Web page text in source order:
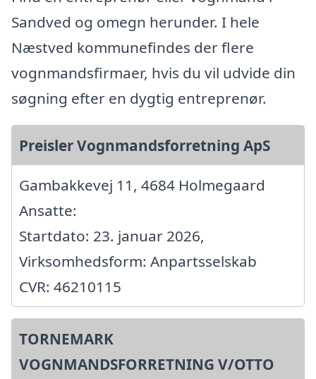
Sandved og omegn herunder. I hele
Næstved kommunefindes der flere
vognmandsfirmaer, hvis du vil udvide din
søgning efter en dygtig entreprenør.
Preisler Vognmandsforretning ApS
Gambakkevej 11, 4684 Holmegaard
Ansatte:
Startdato: 23. januar 2026,
Virksomhedsform: Anpartsselskab
CVR: 46210115
TORNEMARK
VOGNMANDSFORRETNING V/OTTO